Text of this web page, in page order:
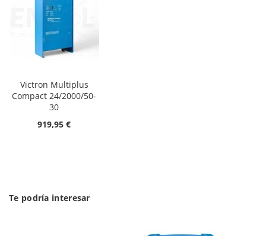
Victron Multiplus
Compact 24/2000/50-
30
919,95 €
Te podría interesar